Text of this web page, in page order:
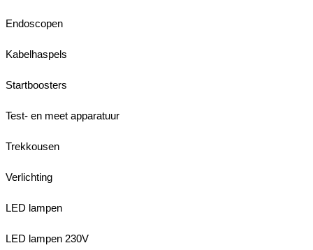
Endoscopen
Kabelhaspels
Startboosters
Test- en meet apparatuur
Trekkousen
Verlichting
LED lampen
LED lampen 230V